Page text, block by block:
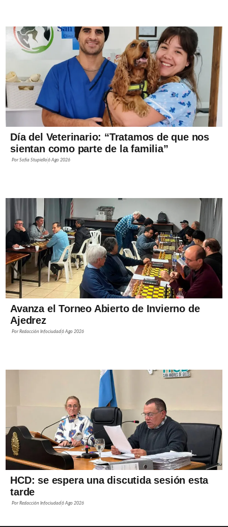
Día del Veterinario: “Tratamos de que nos
sientan como parte de la familia”
PorSofía Stupiello6 Ago 2026
Avanza el Torneo Abierto de Invierno de
Ajedrez
PorRedacción Infociudad6 Ago 2026
HCD: se espera una discutida sesión esta
tarde
PorRedacción Infociudad6 Ago 2026